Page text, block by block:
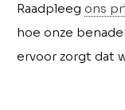
Raadpleeg ons
hoe onze
ervoor zorgt dat